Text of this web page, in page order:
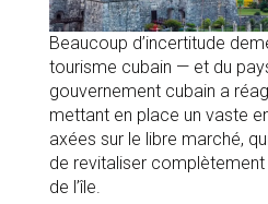
Beaucoup d’incertitude
tourisme cubain — et du
gouvernement cubain a
mettant en place un vaste
axées sur le libre marché,
de revitaliser
de l’île.